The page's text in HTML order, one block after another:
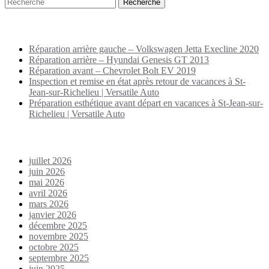
Réparation arrière gauche – Volkswagen Jetta Execline 2020
Réparation arrière – Hyundai Genesis GT 2013
Réparation avant – Chevrolet Bolt EV 2019
Inspection et remise en état après retour de vacances à St-
Jean-sur-Richelieu | Versatile Auto
Préparation esthétique avant départ en vacances à St-Jean-sur-
Richelieu | Versatile Auto
juillet 2026
juin 2026
mai 2026
avril 2026
mars 2026
janvier 2026
décembre 2025
novembre 2025
octobre 2025
septembre 2025